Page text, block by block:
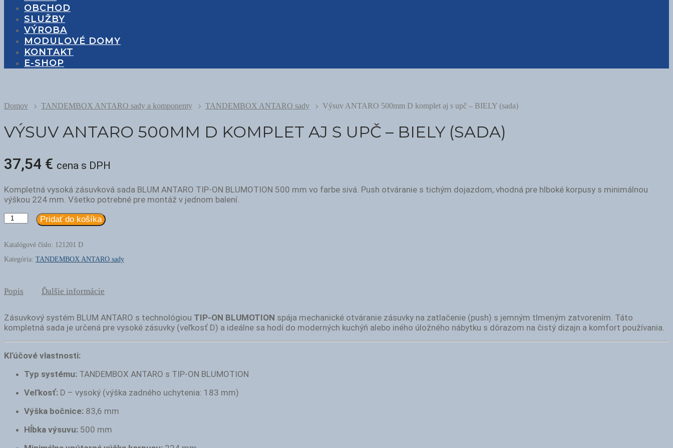
OBCHOD
SLUŽBY
VÝROBA
MODULOVÉ DOMY
KONTAKT
E-SHOP
Domov TANDEMBOX ANTARO sady a komponenty TANDEMBOX ANTARO sady Výsuv ANTARO 500mm D komplet aj s upč – BIELY (sada)
VÝSUV ANTARO 500MM D KOMPLET AJ S UPČ – BIELY (SADA)
37,54 € cena s DPH
Kompletná vysoká zásuvková sada BLUM ANTARO TIP-ON BLUMOTION 500 mm vo farbe sivá. Push otváranie s tichým dojazdom, vhodná pre hlboké korpusy s minimálnou
výškou 224 mm. Všetko potrebné pre montáž v jednom balení.
množstvo
Výsuv
500mm
komplet
upč
-
(sada)
Pridať do košíka
Katalógové číslo: 121201 D
Kategória: TANDEMBOX ANTARO sady
Popis Ďalšie informácie
Zásuvkový systém BLUM ANTARO s technológiou TIP-ON BLUMOTION spája mechanické otváranie zásuvky na zatlačenie (push) s jemným tlmeným zatvorením. Táto
kompletná sada je určená pre vysoké zásuvky (veľkosť D) a ideálne sa hodí do moderných kuchýň alebo iného úložného nábytku s dôrazom na čistý dizajn a komfort používania.
Kľúčové vlastnosti:
Typ systému: TANDEMBOX ANTARO s TIP-ON BLUMOTION
Veľkosť: D – vysoký (výška zadného uchytenia: 183 mm)
Výška bočnice: 83,6 mm
Hĺbka výsuvu: 500 mm